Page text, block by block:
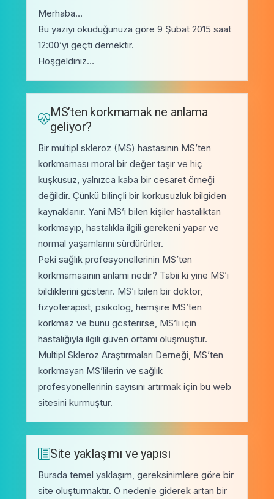
Merhaba…
Bu yazıyı okuduğunuza göre 9 Şubat 2015 saat
12:00’yi geçti demektir.
Hoşgeldiniz…
MS’ten korkmamak ne anlama
geliyor?
Bir multipl skleroz (MS) hastasının MS’ten
korkmaması moral bir değer taşır ve hiç
kuşkusuz, yalnızca kaba bir cesaret örneği
değildir. Çünkü bilinçli bir korkusuzluk bilgiden
kaynaklanır. Yani MS’i bilen kişiler hastalıktan
korkmayıp, hastalıkla ilgili gerekeni yapar ve
normal yaşamlarını sürdürürler.
Peki sağlık profesyonellerinin MS’ten
korkmamasının anlamı nedir? Tabii ki yine MS’i
bildiklerini gösterir. MS’i bilen bir doktor,
fizyoterapist, psikolog, hemşire MS’ten
korkmaz ve bunu gösterirse, MS’li için
hastalığıyla ilgili güven ortamı oluşmuştur.
Multipl Skleroz Araştırmaları Derneği, MS’ten
korkmayan MS’lilerin ve sağlık
profesyonellerinin sayısını artırmak için bu web
sitesini kurmuştur.
Site yaklaşımı ve yapısı
Burada temel yaklaşım, gereksinimlere göre bir
site oluşturmaktır. O nedenle giderek artan bir